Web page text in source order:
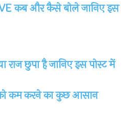
कब और कैसे बोले जानिए इस
राज छुपा है जानिए इस पोस्ट में
कम करने का कुछ आसान